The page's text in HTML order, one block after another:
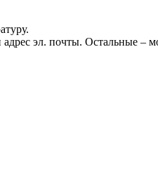
эл. почты. Остальные –